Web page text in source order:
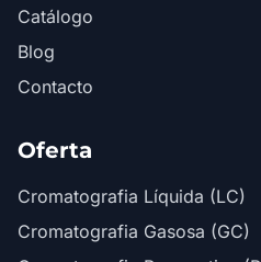
Catálogo
Blog
Contacto
Oferta
Cromatografia Líquida (LC)
Cromatografia Gasosa (GC)